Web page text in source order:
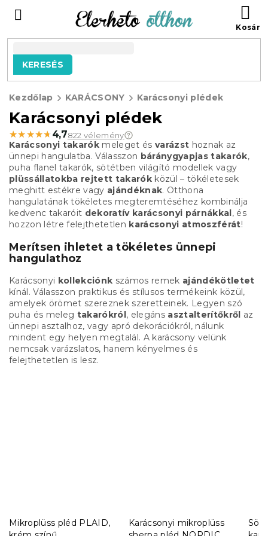
tartalomhoz
KERESÉS
Kezdőlap KARÁCSONY Karácsonyi plédek
Karácsonyi plédek
★★★★★
★★★★★ 4,7822 vélemény
Karácsonyi takarók meleget és varázst hoznak az
ünnepi hangulatba. Válasszon báránygyapjas takarók,
puha flanel takarók, sötétben világító modellek vagy
plüssállatokba rejtett takarók közül – tökéletesek
meghitt estékre vagy ajándéknak. Otthona
hangulatának tökéletes megteremtéséhez kombinálja
kedvenc takaróit dekoratív karácsonyi párnákkal , és
hozzon létre felejthetetlen karácsonyi atmoszférát!
Merítsen ihletet a tökéletes ünnepi
hangulathoz
Karácsonyi kollekciónk számos remek ajándékötletet
kínál. Válasszon praktikus és stílusos termékeink közül,
amelyek örömet szereznek szeretteinek. Legyen szó
puha és meleg takarókról , elegáns asztalterítőkről az
ünnepi asztalhoz, vagy apró dekorációkról, nálunk
mindent egy helyen megtalál. A karácsony velünk
nemcsak varázslatos, hanem kényelmes és
felejthetetlen is lesz.
Mikroplüss pléd PLAID,
Karácsonyi mikroplüss